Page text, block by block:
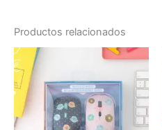
Productos relacionados